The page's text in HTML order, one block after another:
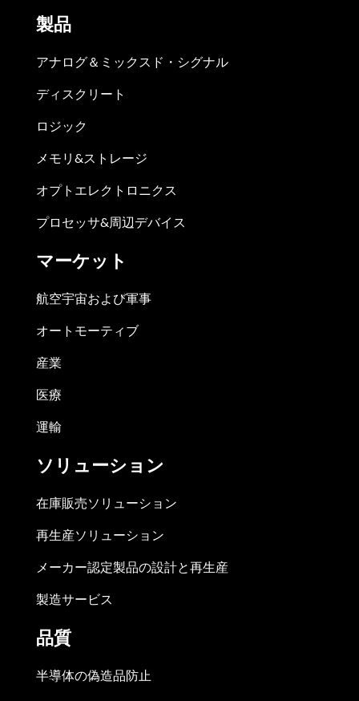
製品
アナログ＆ミックスド・シグナル
ディスクリート
ロジック
メモリ&ストレージ
オプトエレクトロニクス
プロセッサ&周辺デバイス
マーケット
航空宇宙および軍事
オートモーティブ
産業
医療
運輸
ソリューション
在庫販売ソリューション
再生産ソリューション
メーカー認定製品の設計と再生産
製造サービス
品質
半導体の偽造品防止